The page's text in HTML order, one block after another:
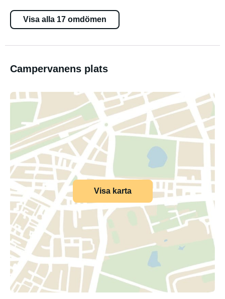
Visa alla 17 omdömen
Campervanens plats
Visa karta